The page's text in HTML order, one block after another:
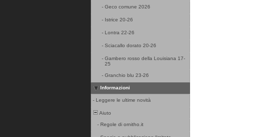
- Geco comune 2026
- Istrice 20-26
- Lontra 22-26
- Sciacallo dorato 20-26
- Gambero rosso della Louisiana 17-
25
- Granchio blu 23-26
Informazioni
- Leggere le ultime novità
Aiuto
- Regole di ornitho.it